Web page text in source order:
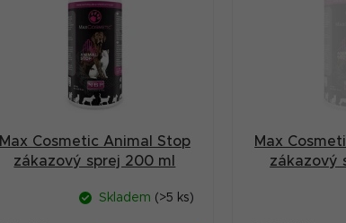
Max Cosmetic Animal Stop
zákazový sprej 200 ml
Skladem (>5 ks)
Max
zákazový